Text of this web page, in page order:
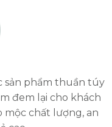
sản phẩm thuần túy
đem lại cho khách
mộc chất lượng, an